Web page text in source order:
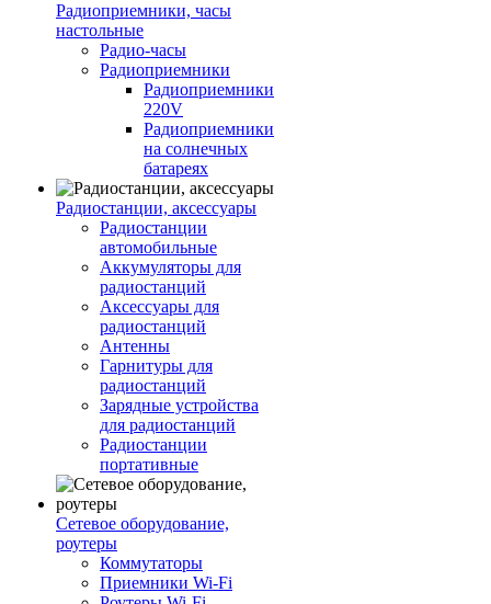
Радиоприемники, часы
настольные
Радио-часы
Радиоприемники
Радиоприемники
220V
Радиоприемники
на солнечных
батареях
Радиостанции, аксессуары
Радиостанции
автомобильные
Аккумуляторы для
радиостанций
Аксессуары для
радиостанций
Антенны
Гарнитуры для
радиостанций
Зарядные устройства
для радиостанций
Радиостанции
портативные
Сетевое оборудование,
роутеры
Коммутаторы
Приемники Wi-Fi